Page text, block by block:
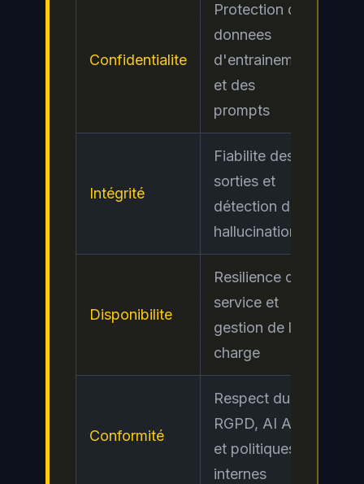
Confidentialite
Protection des
donnees
d'entrainement
et des
prompts
Intégrité
Fiabilite des
sorties et
détection des
hallucinations
Disponibilite
Resilience du
service et
gestion de la
charge
Conformité
Respect du
RGPD, AI Act
et politiques
internes